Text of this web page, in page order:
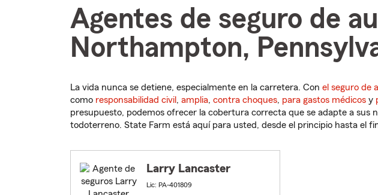
Agentes de seguro de
Northampton,
La vida nunca se detiene, especialmente en la carretera. Con el seguro de
como responsabilidad civil , amplia, contra choques, para gastos médicos y
presupuesto, podemos ofrecer la cobertura correcta que se adapte a sus
todoterreno. State Farm está aquí para usted, desde el principio hasta el
Larry Lancaster
Lic: PA-401809